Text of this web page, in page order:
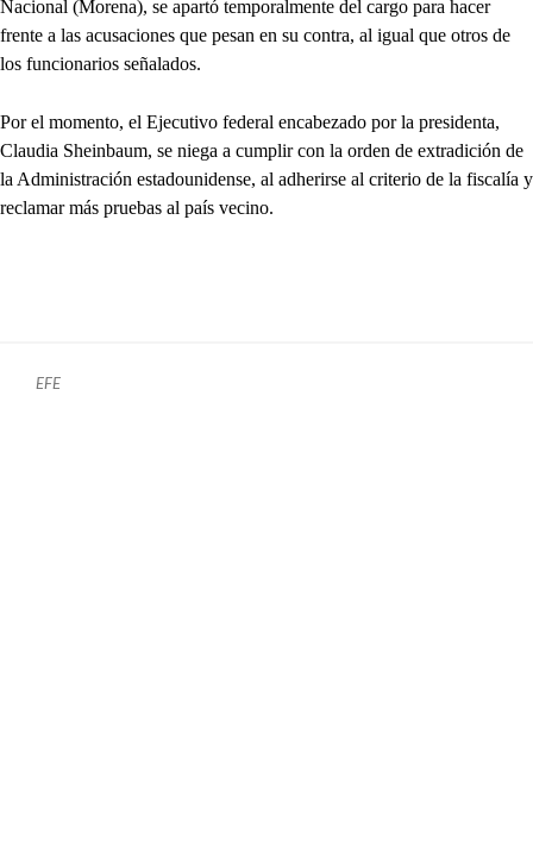
Nacional (Morena), se apartó temporalmente del cargo para hacer
frente a las acusaciones que pesan en su contra, al igual que otros de
los funcionarios señalados.
Por el momento, el Ejecutivo federal encabezado por la presidenta,
Claudia Sheinbaum, se niega a cumplir con la orden de extradición de
la Administración estadounidense, al adherirse al criterio de la fiscalía y
reclamar más pruebas al país vecino.
EFE